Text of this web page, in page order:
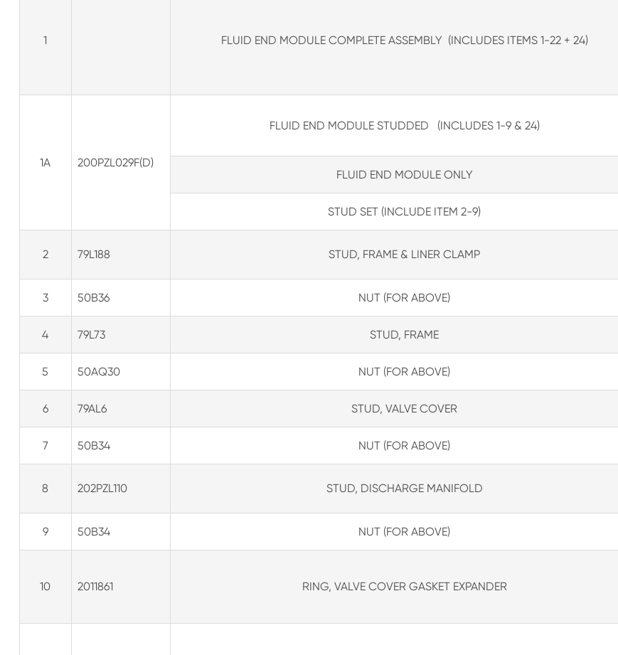
1 FLUID END MODULE COMPLETE ASSEMBLY (INCLUDES ITEMS 1-22 + 24)
1A 200PZL029F(D)
FLUID END MODULE STUDDED (INCLUDES 1-9 & 24)
FLUID END MODULE ONLY
STUD SET (INCLUDE ITEM 2-9)
2 79L188 STUD, FRAME & LINER CLAMP
3 50B36 NUT (FOR ABOVE)
4 79L73 STUD, FRAME
5 50AQ30 NUT (FOR ABOVE)
6 79AL6 STUD, VALVE COVER
7 50B34 NUT (FOR ABOVE)
8 202PZL110 STUD, DISCHARGE MANIFOLD
9 50B34 NUT (FOR ABOVE)
10 2011861 RING, VALVE COVER GASKET EXPANDER